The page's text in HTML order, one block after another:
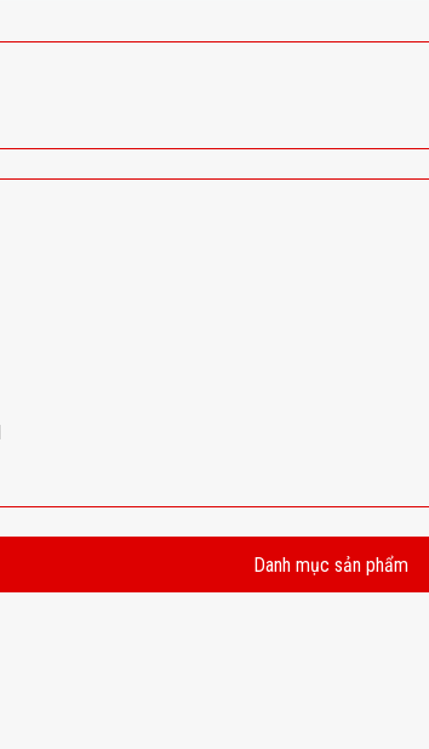
Danh mục sản phẩm